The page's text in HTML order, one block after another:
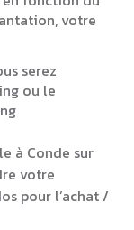
votre
serez
ou le
à Conde sur
votre
pour l’achat /